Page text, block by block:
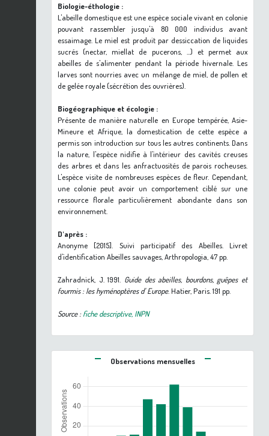
Biologie-éthologie :
L'abeille domestique est une espèce sociale vivant en colonie
pouvant rassembler jusqu'à 80 000 individus avant
essaimage. Le miel est produit par dessiccation de liquides
sucrés (nectar, miellat de pucerons, ...) et permet aux
abeilles de s'alimenter pendant la période hivernale. Les
larves sont nourries avec un mélange de miel, de pollen et
de gelée royale (sécrétion des ouvrières).
Biogéographique et écologie :
Présente de manière naturelle en Europe tempérée, Asie-
Mineure et Afrique, la domestication de cette espèce a
permis son introduction sur tous les autres continents. Dans
la nature, l'espèce nidifie à l'intérieur des cavités creuses
des arbres et dans les anfractuosités de parois rocheuses.
L'espèce visite de nombreuses espèces de fleur. Cependant,
une colonie peut avoir un comportement ciblé sur une
ressource florale particulièrement abondante dans son
environnement.
D'après :
Anonyme [2015]. Suivi participatif des Abeilles. Livret
d'identification Abeilles sauvages, Arthropologia, 47 pp.
Zahradnick, J. 1991. Guide des abeilles, bourdons, guêpes et
fourmis : les hyménoptères d' Europe. Hatier, Paris. 191 pp.
Source : fiche descriptive, INPN
Observations mensuelles